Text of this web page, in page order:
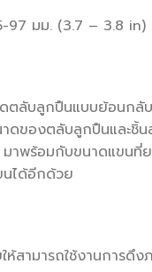
97 มม. (3.7 – 3.8 in)
ลับลูกปืนแบบย้อนก
าดของตลับลูกปืนแล
าพร้อมกับขนาดแขน
นได้อีกด้วย
ห้สามารถใช้งานการดึ